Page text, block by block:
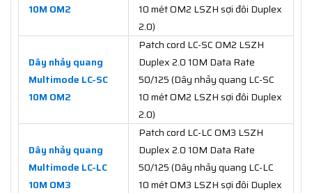
10M OM2
10 mét OM2 LSZH sợi đôi Duplex
2.0)
Dây nhảy quang
Multimode LC-SC
10M OM2
Patch cord LC-SC OM2 LSZH
Duplex 2.0 10M Data Rate
50/125 (Dây nhảy quang LC-SC
10 mét OM2 LSZH sợi đôi Duplex
2.0)
Dây nhảy quang
Multimode LC-LC
10M OM3
Patch cord LC-LC OM3 LSZH
Duplex 2.0 10M Data Rate
50/125 (Dây nhảy quang LC-LC
10 mét OM3 LSZH sợi đôi Duplex